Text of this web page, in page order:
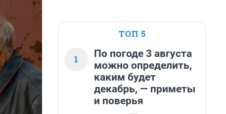
ТОП 5
1
По погоде 3 августа
можно определить,
каким будет
декабрь, — приметы
и поверья